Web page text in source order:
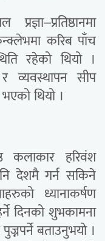
करिब पाँच
रहेको थियो ।
र व्यवस्थापन सीप
थियो ।
कलाकार हरिवंश
देशमै गर्न सकिने
ध्यानाकर्षण
दिनको शुभकामना
बताउनुभयो ।